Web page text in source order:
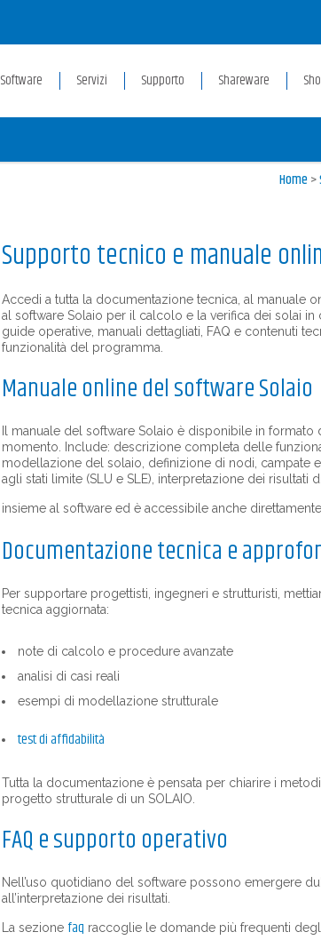
Software Servizi Supporto Shareware
Home>
Supporto tecnico e manuale
Accedi a tutta la documentazione tecnica, al manuale
al software Solaio per il calcolo e la verifica dei solai
guide operative, manuali dettagliati, FAQ e contenuti
funzionalità del programma.
Manuale online del software Solaio
Il manuale del software Solaio è disponibile in
momento. Include: descrizione completa delle
modellazione del solaio, definizione di nodi, campate
agli stati limite (SLU e SLE), interpretazione dei risultati
insieme al software ed è accessibile anche
Documentazione tecnica e
Per supportare progettisti, ingegneri e strutturisti,
tecnica aggiornata:
note di calcolo e procedure avanzate
analisi di casi reali
esempi di modellazione strutturale
test di affidabilità
Tutta la documentazione è pensata per chiarire i
progetto strutturale di un SOLAIO.
FAQ e supporto operativo
Nell’uso quotidiano del software possono emergere
all’interpretazione dei risultati.
La sezione faq raccoglie le domande più frequenti